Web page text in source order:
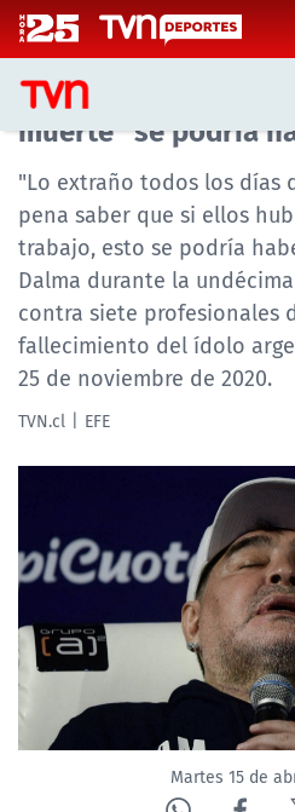
Click acá para ir directamente al
CASTING MASTERCHEF CHILE
CASTING TVN VERTICAL
TVN VERTICAL
TVN PLAY
PROGRAMAS
TELESERIES
ACTUALIDAD Y TENDENCIAS
CORPORATIVO Y
CANAL DE DENUNCIAS
ÁREA DE PROYECTOS
Hija de Maradona
muerte "se podría
"Lo extraño todos los días
pena saber que si ellos
trabajo, esto se podría
Dalma durante la
contra siete profesionales
fallecimiento del ídolo
25 de noviembre de 2020.
TVN.cl EFE
Martes 15 de